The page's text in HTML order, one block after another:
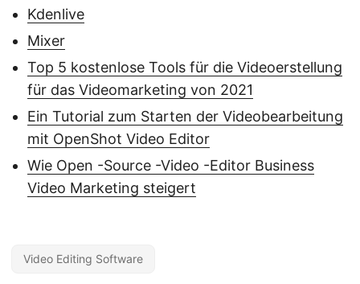
Kdenlive
Mixer
Top 5 kostenlose Tools für die Videoerstellung
für das Videomarketing von 2021
Ein Tutorial zum Starten der Videobearbeitung
mit OpenShot Video Editor
Wie Open -Source -Video -Editor Business
Video Marketing steigert
Video Editing Software